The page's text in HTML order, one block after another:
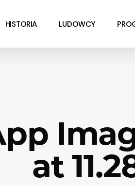
HISTORIA LUDOWCY
at